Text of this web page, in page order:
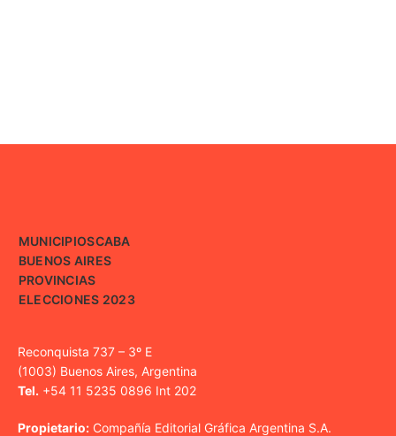
MUNICIPIOSCABA
BUENOS AIRES
PROVINCIAS
ELECCIONES 2023
Reconquista 737 – 3º E
(1003) Buenos Aires, Argentina
Tel. +54 11 5235 0896 Int 202
Propietario: Compañía Editorial Gráfica Argentina S.A.